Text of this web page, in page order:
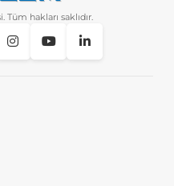
hakları saklıdır.